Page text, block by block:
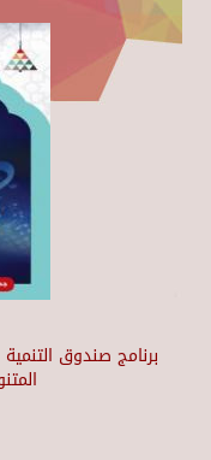
برنامج صندوق التنمية